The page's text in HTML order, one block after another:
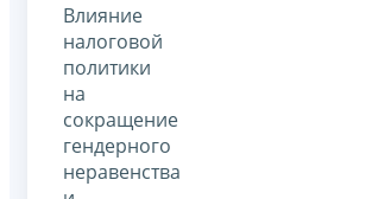
Влияние
налоговой
политики
на
сокращение
гендерного
неравенства